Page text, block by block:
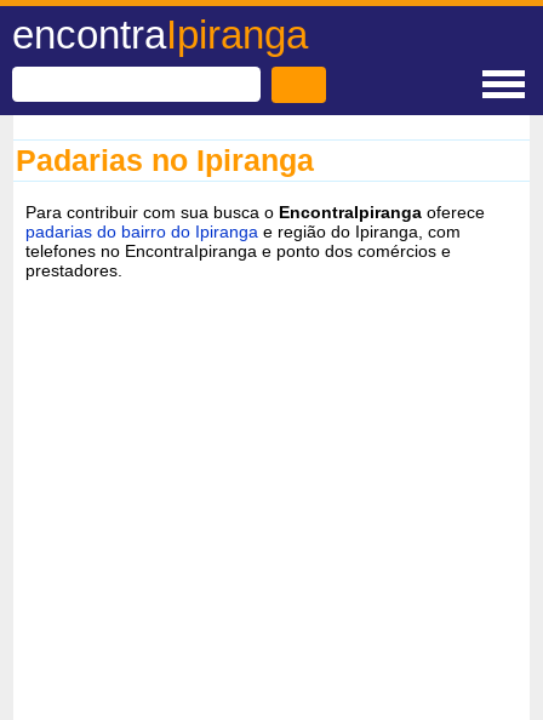
encontraIpiranga
Padarias no Ipiranga
Para contribuir com sua busca o EncontraIpiranga oferece
padarias do bairro do Ipiranga e região do Ipiranga, com
telefones no EncontraIpiranga e ponto dos comércios e
prestadores.